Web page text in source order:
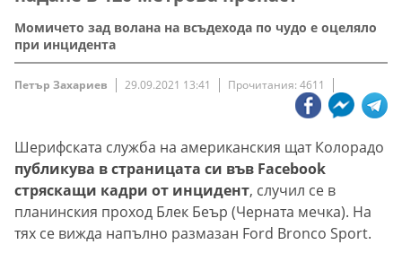
Момичето зад волана на всъдехода по чудо е оцеляло
при инцидента
Петър Захариев 29.09.2021 13:41 Прочитания: 4611
Шерифската служба на американския щат Колорадо
публикува в страницата си във Facebook
стряскащи кадри от инцидент, случил се в
планинския проход Блек Бeър (Черната мечка). На
тях се вижда напълно размазан Ford Bronco Sport.